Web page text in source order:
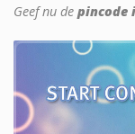
Geef nu de pincode